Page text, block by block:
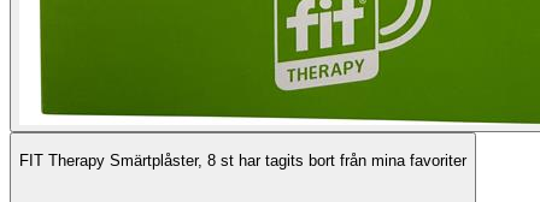
FIT Therapy Smärtplåster, 8 st har tagits bort från mina favoriter